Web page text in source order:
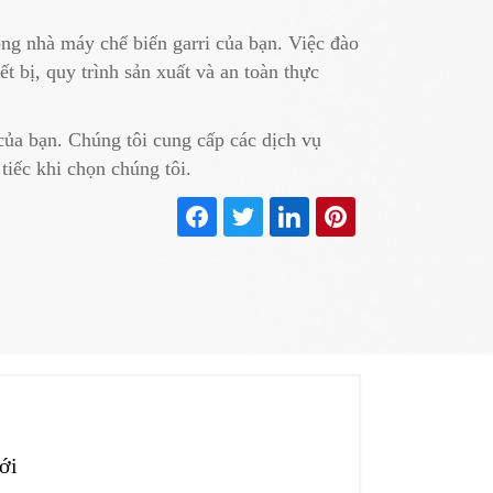
nhà máy chế biến garri của bạn. Việc đào
bị, quy trình sản xuất và an toàn thực
bạn. Chúng tôi cung cấp các dịch vụ
khi chọn chúng tôi.